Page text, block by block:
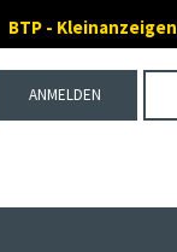
BTP - Kleinanzeigen
ANMELDEN